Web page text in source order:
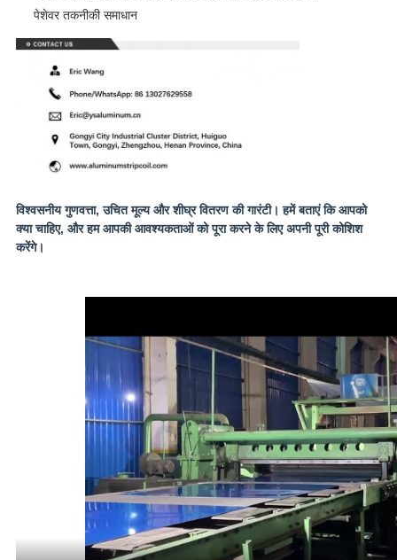
पेशेवर तकनीकी समाधान
विश्वसनीय गुणवत्ता, उचित मूल्य और शीघ्र वितरण की गारंटी। हमें बताएं कि आपको
क्या चाहिए, और हम आपकी आवश्यकताओं को पूरा करने के लिए अपनी पूरी कोशिश
करेंगे।